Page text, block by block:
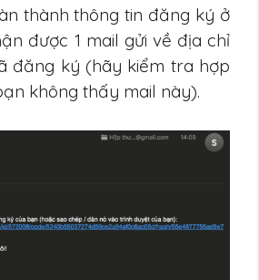
thành thông tin đăng ký ở
được 1 mail gửi về địa chỉ
đăng ký (hãy kiểm tra hợp
không thấy mail này).